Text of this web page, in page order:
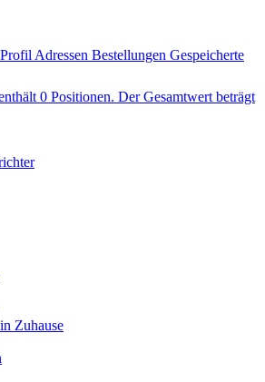
Adressen Bestellungen Gespeicherte
0 Positionen. Der Gesamtwert beträgt
Zuhause